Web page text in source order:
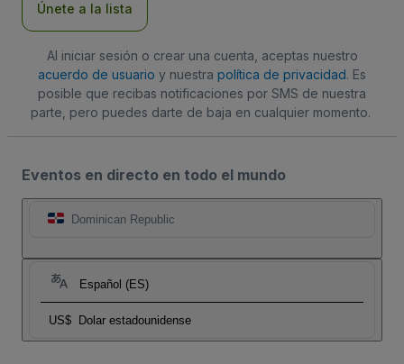
Únete a la lista
Al iniciar sesión o crear una cuenta, aceptas nuestro
acuerdo de usuario y nuestra política de privacidad. Es
posible que recibas notificaciones por SMS de nuestra
parte, pero puedes darte de baja en cualquier momento.
Eventos en directo en todo el mundo
Dominican Republic
Español (ES)
US$ Dolar estadounidense